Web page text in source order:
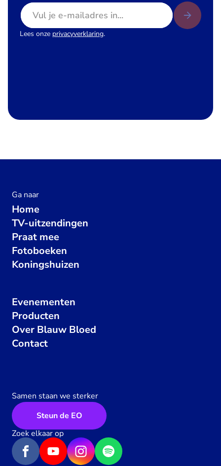
E-mailadres
Lees onze privacyverklaring.
Ga naar
Home
TV-uitzendingen
Praat mee
Fotoboeken
Koningshuizen
Evenementen
Producten
Over Blauw Bloed
Contact
Samen staan we sterker
Steun de EO
Zoek elkaar op